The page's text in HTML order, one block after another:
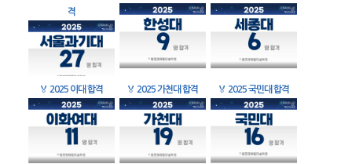
격
🏅 2025 이대 합격 🏅 2025 가천대 합격 🏅 2025 국민대 합격